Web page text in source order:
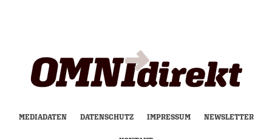
MEDIADATEN DATENSCHUTZ IMPRESSUM NEWSLETTER